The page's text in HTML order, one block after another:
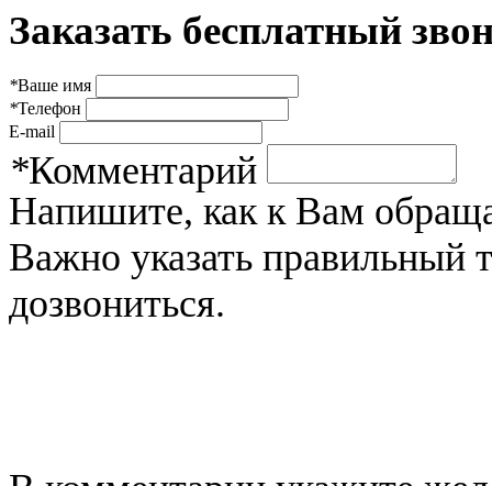
Заказать бесплатный
*Ваше имя
*Телефон
E-mail
*Комментарий
Напишите, как к Вам
Важно указать
дозвониться.